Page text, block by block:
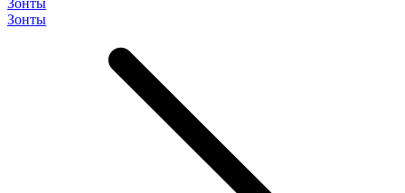
Зонты
Зонты